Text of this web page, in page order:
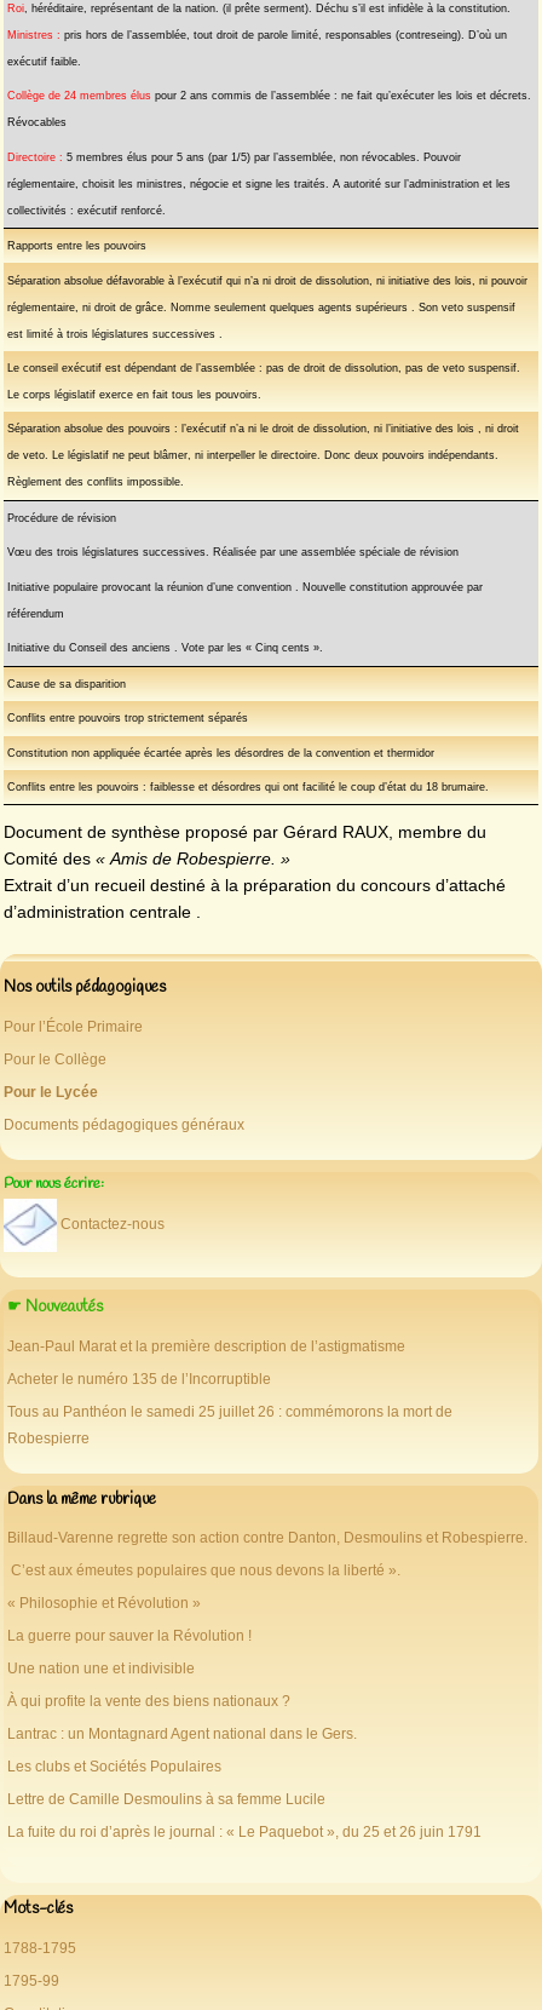
Roi , héréditaire, représentant de la nation. (il prête serment). Déchu s’il est infidèle à la constitution.
Ministres : pris hors de l’assemblée, tout droit de parole limité, responsables (contreseing). D’où un
exécutif faible.
Collège de 24 membres élus pour 2 ans commis de l’assemblée : ne fait qu’exécuter les lois et décrets.
Révocables
Directoire : 5 membres élus pour 5 ans (par 1/5) par l’assemblée, non révocables. Pouvoir
réglementaire, choisit les ministres, négocie et signe les traités. A autorité sur l’administration et les
collectivités : exécutif renforcé.
Rapports entre les pouvoirs
Séparation absolue défavorable à l’exécutif qui n’a ni droit de dissolution, ni initiative des lois, ni pouvoir
réglementaire, ni droit de grâce. Nomme seulement quelques agents supérieurs . Son veto suspensif
est limité à trois législatures successives .
Le conseil exécutif est dépendant de l’assemblée : pas de droit de dissolution, pas de veto suspensif.
Le corps législatif exerce en fait tous les pouvoirs.
Séparation absolue des pouvoirs : l’exécutif n’a ni le droit de dissolution, ni l’initiative des lois , ni droit
de veto. Le législatif ne peut blâmer, ni interpeller le directoire. Donc deux pouvoirs indépendants.
Règlement des conflits impossible.
Procédure de révision
Vœu des trois législatures successives. Réalisée par une assemblée spéciale de révision
Initiative populaire provocant la réunion d’une convention . Nouvelle constitution approuvée par
référendum
Initiative du Conseil des anciens . Vote par les « Cinq cents ».
Cause de sa disparition
Conflits entre pouvoirs trop strictement séparés
Constitution non appliquée écartée après les désordres de la convention et thermidor
Conflits entre les pouvoirs : faiblesse et désordres qui ont facilité le coup d’état du 18 brumaire.
Document de synthèse proposé par Gérard RAUX, membre du
Comité des « Amis de Robespierre. »
Extrait d’un recueil destiné à la préparation du concours d’attaché
d’administration centrale .
Nos outils pédagogiques
Pour l’École Primaire
Pour le Collège
Pour le Lycée
Documents pédagogiques généraux
Pour nous écrire:
Contactez-nous
☛ Nouveautés
Jean-Paul Marat et la première description de l’astigmatisme
Acheter le numéro 135 de l’Incorruptible
Tous au Panthéon le samedi 25 juillet 26 : commémorons la mort de
Robespierre
Dans la même rubrique
Billaud-Varenne regrette son action contre Danton, Desmoulins et Robespierre.
C’est aux émeutes populaires que nous devons la liberté ».
« Philosophie et Révolution »
La guerre pour sauver la Révolution !
Une nation une et indivisible
À qui profite la vente des biens nationaux ?
Lantrac : un Montagnard Agent national dans le Gers.
Les clubs et Sociétés Populaires
Lettre de Camille Desmoulins à sa femme Lucile
La fuite du roi d’après le journal : « Le Paquebot », du 25 et 26 juin 1791
Mots-clés
1788-1795
1795-99